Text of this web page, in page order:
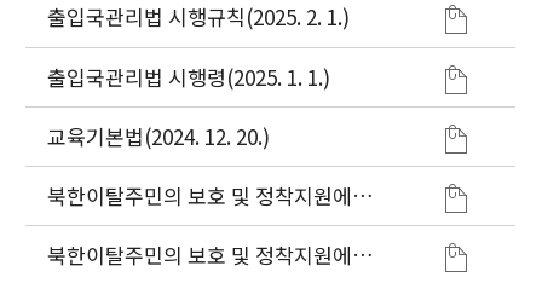
출입국관리법 시행규칙(2025. 2. 1.)
출입국관리법 시행령(2025. 1. 1.)
교육기본법(2024. 12. 20.)
북한이탈주민의 보호 및 정착지원에
관한 법률 시행규칙(2024. 11. 1.)
북한이탈주민의 보호 및 정착지원에